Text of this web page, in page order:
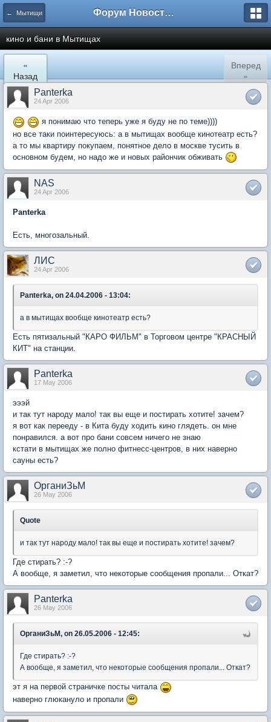
← Мытищи Форум Новостройки
кино и бани в Мытищах
«
Назад
Вперед
»
Panterka
24 Apr 2006
я понимаю что теперь уже я буду не по теме))))
но все таки поинтересуюсь: а в мытищах вообще кинотеатр есть?
а то мы квартиру покупаем, понятное дело в москве тусить в
основном будем, но надо же и новых райончик обживать
NAS
24 Apr 2006
Panterka
Есть, многозальный.
ЛИС
24 Apr 2006
Panterka, on 24.04.2006 - 13:04:
а в мытищах вообще кинотеатр есть?
Есть пятизальный "КАРО ФИЛЬМ" в Торговом центре "КРАСНЫЙ
КИТ" на станции.
Panterka
17 May 2006
эээй
и так тут народу мало! так вы еще и постирать хотите! зачем?
я вот как перееду - в Кита буду ходить кино глядеть. он мне
понравился. а вот про бани совсем ничего не знаю
кстати в мытищах же полно фитнесс-центров, в них наверно
сауны есть?
ОрганиЗьМ
26 May 2006
Quote
и так тут народу мало! так вы еще и постирать хотите! зачем?
Где стирать? :-?
А вообще, я заметил, что некоторые сообщения пропали... Откат?
Panterka
26 May 2006
ОрганиЗьМ, on 26.05.2006 - 12:45:
Где стирать? :-?
А вообще, я заметил, что некоторые сообщения пропали... Откат?
эт я на первой страничке посты читала
наверно глюкануло и пропали